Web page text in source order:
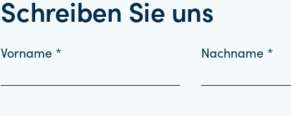
Schreiben Sie uns
Vorname * Nachname *